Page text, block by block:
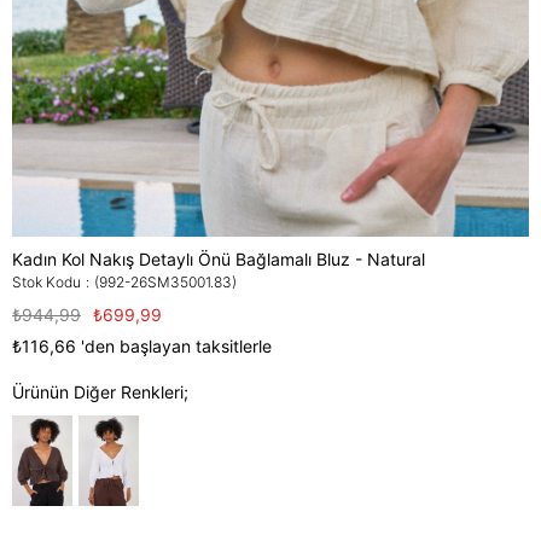
Kadın Kol Nakış Detaylı Önü Bağlamalı Bluz - Natural
Stok Kodu (992-26SM35001.83)
₺944,99 ₺699,99
₺116,66 'den başlayan taksitlerle
Ürünün Diğer Renkleri;